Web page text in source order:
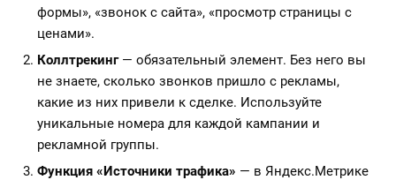
формы», «звонок с сайта», «просмотр страницы с
ценами».
Коллтрекинг— обязательный элемент. Без него вы
не знаете, сколько звонков пришло с рекламы,
какие из них привели к сделке. Используйте
уникальные номера для каждой кампании и
рекламной группы.
Функция «Источники трафика» — в Яндекс.Метрике